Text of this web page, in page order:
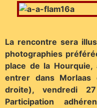
La rencontre sera
photographies
place de la
entrer dans
droite), vendredi
Participation